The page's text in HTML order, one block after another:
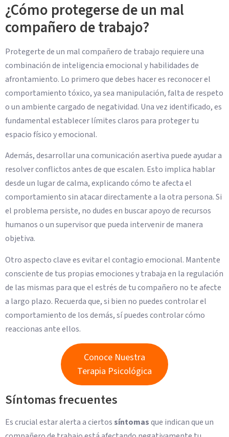
¿Cómo protegerse de un mal
compañero de trabajo?
Protegerte de un mal compañero de trabajo requiere una
combinación de inteligencia emocional y habilidades de
afrontamiento. Lo primero que debes hacer es reconocer el
comportamiento tóxico, ya sea manipulación, falta de respeto
o un ambiente cargado de negatividad. Una vez identificado, es
fundamental establecer límites claros para proteger tu
espacio físico y emocional.
Además, desarrollar una comunicación asertiva puede ayudar a
resolver conflictos antes de que escalen. Esto implica hablar
desde un lugar de calma, explicando cómo te afecta el
comportamiento sin atacar directamente a la otra persona. Si
el problema persiste, no dudes en buscar apoyo de recursos
humanos o un supervisor que pueda intervenir de manera
objetiva.
Otro aspecto clave es evitar el contagio emocional. Mantente
consciente de tus propias emociones y trabaja en la regulación
de las mismas para que el estrés de tu compañero no te afecte
a largo plazo. Recuerda que, si bien no puedes controlar el
comportamiento de los demás, sí puedes controlar cómo
reaccionas ante ellos.
Conoce Nuestra
Terapia Psicológica
Síntomas frecuentes
Es crucial estar alerta a ciertossíntomasque indican que un